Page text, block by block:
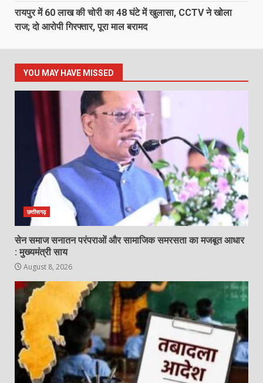
रायपुर में 60 लाख की चोरी का 48 घंटे में खुलासा, CCTV ने खोला
राज; दो आरोपी गिरफ्तार, पूरा माल बरामद
YOU MAY HAVE MISSED
छत्तीसगढ़
सेन समाज सनातन परंपराओं और सामाजिक समरसता का मजबूत आधार
: मुख्यमंत्री साय
August 8, 2026